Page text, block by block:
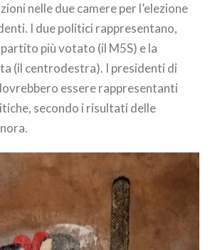
nelle due camere per l’elezione
I due politici rappresentano,
più votato (il M5S) e la
(il centrodestra). I presidenti di
essere rappresentanti
secondo i risultati delle